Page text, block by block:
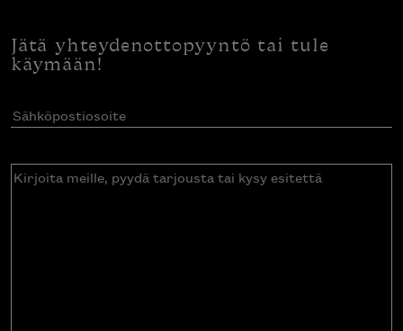
Jätä yhteydenottopyyntö tai tule
käymään!
Sähköpostiosoite(Pakollinen)
Kirjoita